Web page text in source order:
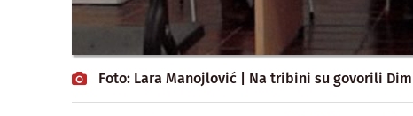
Foto: Lara Manojlović | Na tribini su govorili